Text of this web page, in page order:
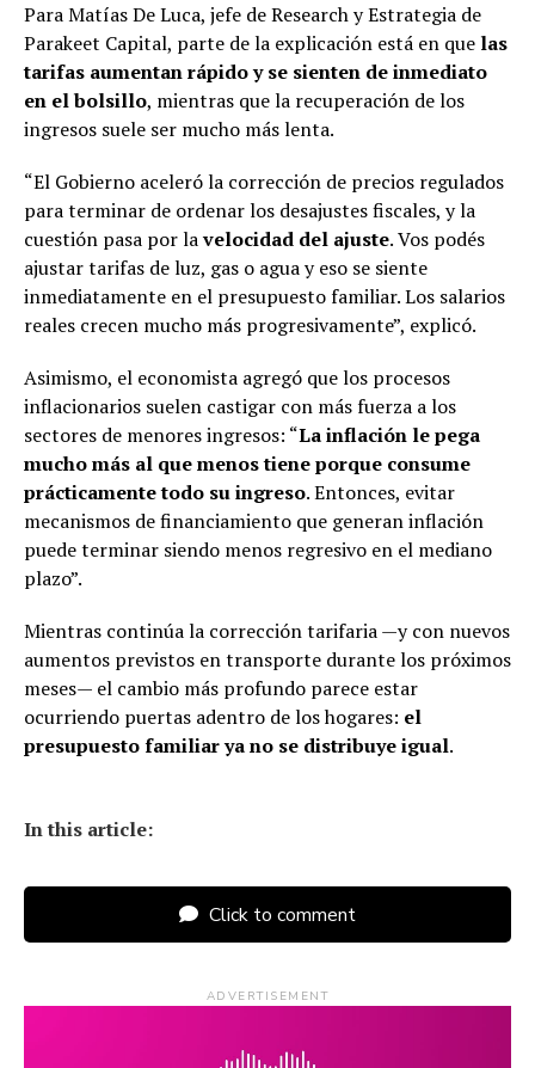
Para Matías De Luca, jefe de Research y Estrategia de
Parakeet Capital, parte de la explicación está en que las
tarifas aumentan rápido y se sienten de inmediato
en el bolsillo, mientras que la recuperación de los
ingresos suele ser mucho más lenta.
“El Gobierno aceleró la corrección de precios regulados
para terminar de ordenar los desajustes fiscales, y la
cuestión pasa por lavelocidad del ajuste. Vos podés
ajustar tarifas de luz, gas o agua y eso se siente
inmediatamente en el presupuesto familiar. Los salarios
reales crecen mucho más progresivamente”, explicó.
Asimismo, el economista agregó que los procesos
inflacionarios suelen castigar con más fuerza a los
sectores de menores ingresos: “La inflación le pega
mucho más al que menos tiene porque consume
prácticamente todo su ingreso. Entonces, evitar
mecanismos de financiamiento que generan inflación
puede terminar siendo menos regresivo en el mediano
plazo”.
Mientras continúa la corrección tarifaria —y con nuevos
aumentos previstos en transporte durante los próximos
meses— el cambio más profundo parece estar
ocurriendo puertas adentro de los hogares: el
presupuesto familiar ya no se distribuye igual.
In this article:
Click to comment
ADVERTISEMENT